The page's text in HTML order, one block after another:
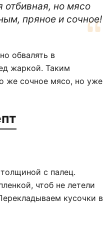
отбивная, но мясо
пряное и сочное!
обвалять в
жаркой. Таким
же сочное мясо, но уже
с палец.
чтоб не летели
кусочки в